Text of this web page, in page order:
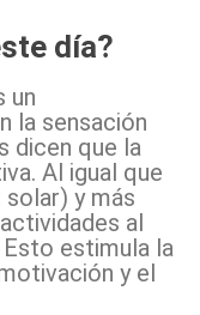
día?
un
la sensación
dicen que la
Al igual que
y más
al
estimula la
y el